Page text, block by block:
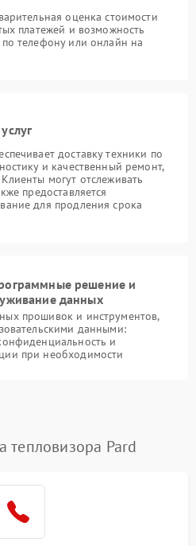
оценка стоимости
платежей и возможность
телефону или онлайн на
доставку техники по
и качественный ремонт,
могут отслеживать
предоставляется
для продления срока
решение и
данных
прошивок и инструментов,
данными:
и
при необходимости
тепловизора Pard